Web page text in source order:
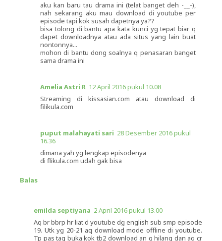
aku kan baru tau drama ini (telat banget deh -__-),
nah sekarang aku mau download di youtube per
episode tapi kok susah dapetnya ya??
bisa tolong di bantu apa kata kunci yg tepat biar q
dapet downloadnya atau ada situs yang lain buat
nontonnya...
mohon di bantu dong soalnya q penasaran banget
sama drama ini
Amelia Astri R 12 April 2016 pukul 10.08
Streaming di kissasian.com atau download di
filikula.com
puput malahayati sari 28 Desember 2016 pukul
16.36
dimana yah yg lengkap episodenya
di flikula.com udah gak bisa
Balas
emilda septiyana 2 April 2016 pukul 13.00
Aq br bbrp hr liat d youtube dg english sub smp episode
19. Utk yg 20-21 aq download mode offline di youtube.
Tp pas tag buka kok tb2 download an q hilang dan aq cr